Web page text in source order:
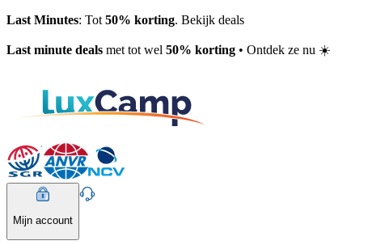
Last Minutes: Tot 50% korting. Bekijk deals
Last minute deals met tot wel 50% korting • Ontdek ze nu ☀️
Mijn account